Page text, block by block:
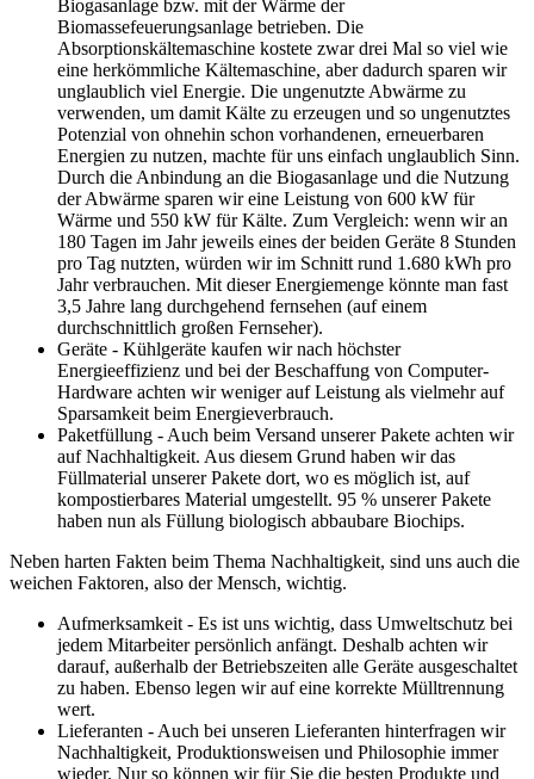
Biogasanlage bzw. mit der Wärme der
Biomassefeuerungsanlage betrieben. Die
Absorptionskältemaschine kostete zwar drei Mal so viel wie
eine herkömmliche Kältemaschine, aber dadurch sparen wir
unglaublich viel Energie. Die ungenutzte Abwärme zu
verwenden, um damit Kälte zu erzeugen und so ungenutztes
Potenzial von ohnehin schon vorhandenen, erneuerbaren
Energien zu nutzen, machte für uns einfach unglaublich Sinn.
Durch die Anbindung an die Biogasanlage und die Nutzung
der Abwärme sparen wir eine Leistung von 600 kW für
Wärme und 550 kW für Kälte. Zum Vergleich: wenn wir an
180 Tagen im Jahr jeweils eines der beiden Geräte 8 Stunden
pro Tag nutzten, würden wir im Schnitt rund 1.680 kWh pro
Jahr verbrauchen. Mit dieser Energiemenge könnte man fast
3,5 Jahre lang durchgehend fernsehen (auf einem
durchschnittlich großen Fernseher).
Geräte - Kühlgeräte kaufen wir nach höchster
Energieeffizienz und bei der Beschaffung von Computer-
Hardware achten wir weniger auf Leistung als vielmehr auf
Sparsamkeit beim Energieverbrauch.
Paketfüllung - Auch beim Versand unserer Pakete achten wir
auf Nachhaltigkeit. Aus diesem Grund haben wir das
Füllmaterial unserer Pakete dort, wo es möglich ist, auf
kompostierbares Material umgestellt. 95 % unserer Pakete
haben nun als Füllung biologisch abbaubare Biochips.
Neben harten Fakten beim Thema Nachhaltigkeit, sind uns auch die
weichen Faktoren, also der Mensch, wichtig.
Aufmerksamkeit - Es ist uns wichtig, dass Umweltschutz bei
jedem Mitarbeiter persönlich anfängt. Deshalb achten wir
darauf, außerhalb der Betriebszeiten alle Geräte ausgeschaltet
zu haben. Ebenso legen wir auf eine korrekte Mülltrennung
wert.
Lieferanten - Auch bei unseren Lieferanten hinterfragen wir
Nachhaltigkeit, Produktionsweisen und Philosophie immer
wieder. Nur so können wir für Sie die besten Produkte und